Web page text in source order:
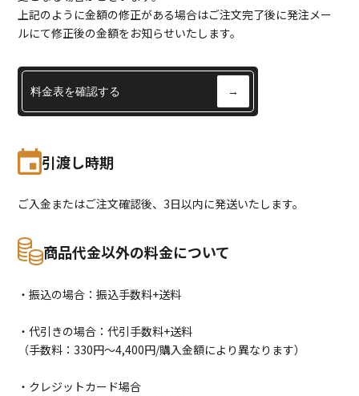
上記のように金額の修正がある場合はご注文完了後に発注メー
ルにて修正後の金額をお知らせいたします。
料金表を確認する →
引渡し時期
ご入金またはご注文確認後、3日以内に発送いたします。
商品代金以外の料金について
・振込の場合：振込手数料+送料
・代引きの場合：代引手数料+送料
（手数料：330円〜4,400円/購入金額により異なります）
・クレジットカード場合